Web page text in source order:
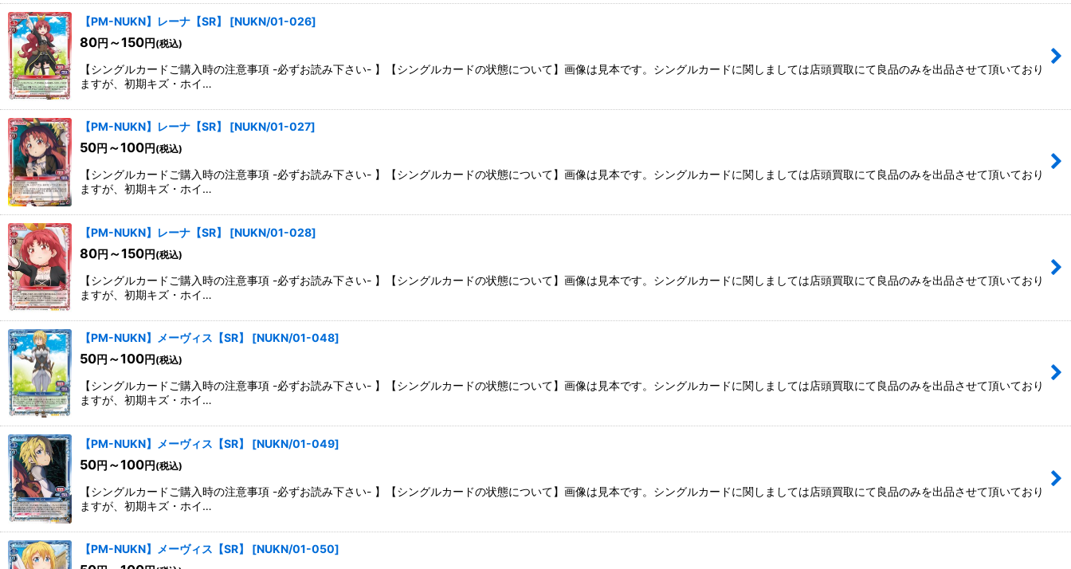
【PM-NUKN】レーナ【SR】 [NUKN/01-026]
80円 ～150円 (税込)
【シングルカードご購入時の注意事項 -必ずお読み下さい- 】【シングルカードの状態について】画像は見本です。シングルカードに関しましては店頭買取にて良品のみを出品させて頂いており
ますが、初期キズ・ホイ…
【PM-NUKN】レーナ【SR】 [NUKN/01-027]
50円 ～100円 (税込)
【シングルカードご購入時の注意事項 -必ずお読み下さい- 】【シングルカードの状態について】画像は見本です。シングルカードに関しましては店頭買取にて良品のみを出品させて頂いており
ますが、初期キズ・ホイ…
【PM-NUKN】レーナ【SR】 [NUKN/01-028]
80円 ～150円 (税込)
【シングルカードご購入時の注意事項 -必ずお読み下さい- 】【シングルカードの状態について】画像は見本です。シングルカードに関しましては店頭買取にて良品のみを出品させて頂いており
ますが、初期キズ・ホイ…
【PM-NUKN】メーヴィス【SR】 [NUKN/01-048]
50円 ～100円 (税込)
【シングルカードご購入時の注意事項 -必ずお読み下さい- 】【シングルカードの状態について】画像は見本です。シングルカードに関しましては店頭買取にて良品のみを出品させて頂いており
ますが、初期キズ・ホイ…
【PM-NUKN】メーヴィス【SR】 [NUKN/01-049]
50円 ～100円 (税込)
【シングルカードご購入時の注意事項 -必ずお読み下さい- 】【シングルカードの状態について】画像は見本です。シングルカードに関しましては店頭買取にて良品のみを出品させて頂いており
ますが、初期キズ・ホイ…
【PM-NUKN】メーヴィス【SR】 [NUKN/01-050]